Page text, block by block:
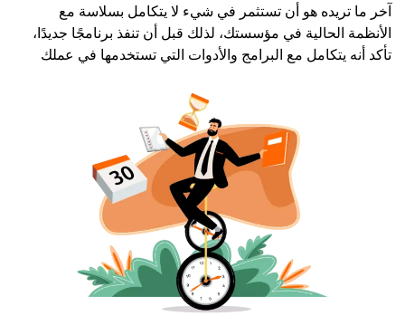
آخر ما تريده هو أن تستثمر في شيء لا يتكامل بسلاسة مع
الأنظمة الحالية في مؤسستك، لذلك قبل أن تنفذ برنامجًا جديدًا،
تأكد أنه يتكامل مع البرامج والأدوات التي تستخدمها في عملك